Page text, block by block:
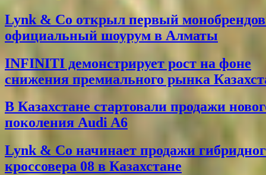
Lynk & Co открыл первый
официальный шоурум в Алматы
INFINITI демонстрирует рост на фоне
снижения премиального рынка
В Казахстане стартовали продажи
поколения Audi A6
Lynk & Co начинает продажи
кроссовера 08 в Казахстане